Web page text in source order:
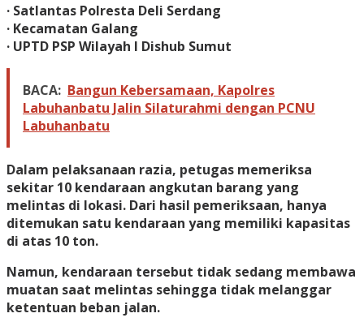
· Satlantas Polresta Deli Serdang
· Kecamatan Galang
· UPTD PSP Wilayah I Dishub Sumut
BACA: Bangun Kebersamaan, Kapolres
Labuhanbatu Jalin Silaturahmi dengan PCNU
Labuhanbatu
Dalam pelaksanaan razia, petugas memeriksa
sekitar 10 kendaraan angkutan barang yang
melintas di lokasi. Dari hasil pemeriksaan, hanya
ditemukan satu kendaraan yang memiliki kapasitas
di atas 10 ton.
Namun, kendaraan tersebut tidak sedang membawa
muatan saat melintas sehingga tidak melanggar
ketentuan beban jalan.